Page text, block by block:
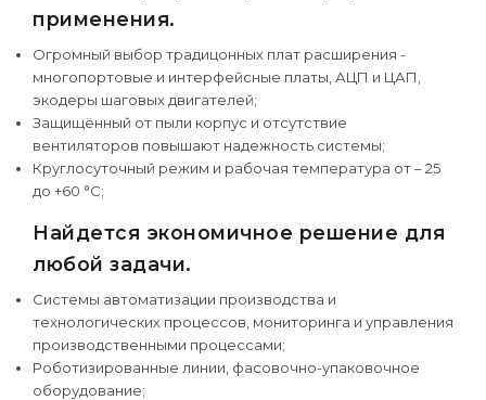
применения.
Огромный выбор традицонных плат расширения -
многопортовые и интерфейсные платы, АЦП и ЦАП,
экодеры шаговых двигателей;
Защищённый от пыли корпус и отсутствие
вентиляторов повышают надежность системы;
Круглосуточный режим и рабочая температура от – 25
до +60 °С;
Найдется экономичное решение для
любой задачи.
Системы автоматизации производства и
технологических процессов, мониторинга и управления
производственными процессами;
Роботизированные линии, фасовочно-упаковочное
оборудование;